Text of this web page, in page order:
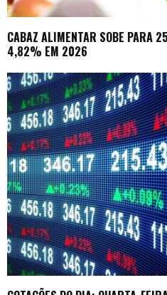
CABAZ ALIMENTAR SOBE PARA
4,82% EM 2026